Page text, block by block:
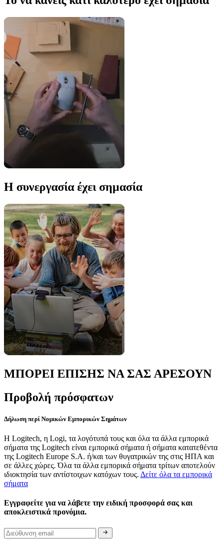
Η συνεργασία έχει σημασία
ΜΠΟΡΕΙ ΕΠΙΣΗΣ ΝΑ ΣΑΣ ΑΡΕΣΟΥΝ
Προβολή πρόσφατων
Δήλωση περί Νομικών Εμπορικών Σημάτων
Η Logitech, η Logi, τα λογότυπά τους και όλα τα άλλα εμπορικά
σήματα της Logitech είναι εμπορικά σήματα ή σήματα κατατεθέντα
της Logitech Europe S.A. ή/και των θυγατρικών της στις ΗΠΑ και
σε άλλες χώρες. Όλα τα άλλα εμπορικά σήματα τρίτων αποτελούν
ιδιοκτησία των αντίστοιχων κατόχων τους. Δείτε όλα τα εμπορικά
σήματα
Εγγραφείτε για να λάβετε την ειδική προσφορά σας και
αποκλειστικά προνόμια.